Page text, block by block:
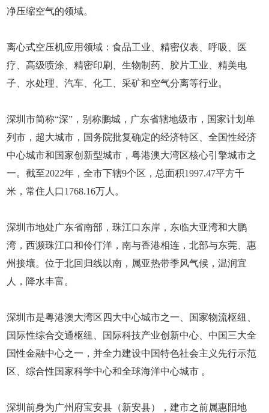
净压缩空气的领域。
离心式空压机应用领域：食品工业、精密仪表、呼吸、医
疗、高级喷涂、精密印刷、生物制药、胶片工业、精美电
子、水处理、汽车、化工、采矿和空气分离等行业。
深圳市简称“深”，别称鹏城，广东省辖地级市，国家计划单
列市，超大城市，国务院批复确定的经济特区、全国性经济
中心城市和国家创新型城市，粤港澳大湾区核心引擎城市之
一。截至2022年，全市下辖9个区，总面积1997.47平方千
米，常住人口1768.16万人。
深圳市地处广东省南部，珠江口东岸，东临大亚湾和大鹏
湾，西濒珠江口和伶仃洋，南与香港相连，北部与东莞、惠
州接壤。位于北回归线以南，属亚热带季风气候，温润宜
人，降水丰富。
深圳市是粤港澳大湾区四大中心城市之一、国家物流枢纽、
国际性综合交通枢纽、国际科技产业创新中心、中国三大全
国性金融中心之一，并全力建设中国特色社会主义先行示范
区、综合性国家科学中心和全球海洋中心城市 。
深圳前身为广州府宝安县（新安县），建市之前属惠阳地